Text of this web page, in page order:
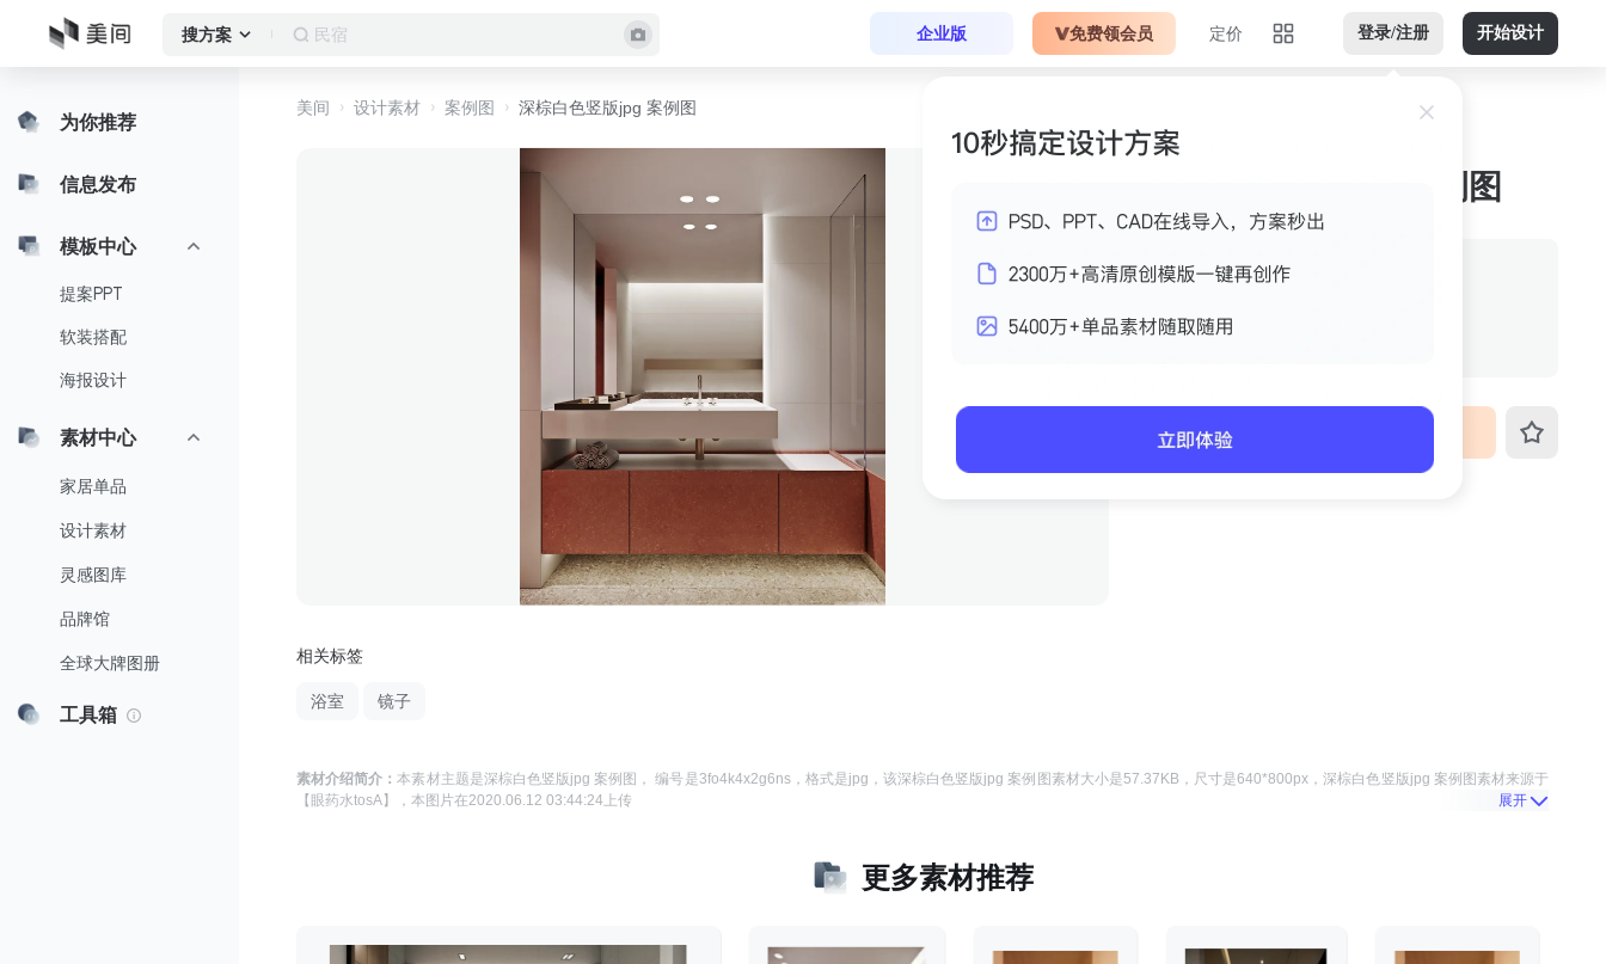
搜方案 民宿 企业版 免费领会员 定价 登录/注册 开始设计
为你推荐
信息发布
模板中心
提案PPT
软装搭配
海报设计
素材中心
家居单品
设计素材
灵感图库
品牌馆
全球大牌图册
工具箱
美间 设计素材 案例图 深棕白色竖版jpg 案例图
深棕白色竖版jpg 案例图
作者 眼药水tosA
尺寸
相关标签
浴室 镜子
素材介绍简介：本素材主题是深棕白色竖版jpg 案例图 ， 编号是3fo4k4x2g6ns，格式是jpg ，该深棕白色竖版jpg 案例图素材大小是57.37KB，尺寸是640*800px，深棕白色竖版jpg 案例图素材来源于
【眼药水tosA】
，本图片在2020.06.12 03:44:24 上传 展开
更多素材推荐